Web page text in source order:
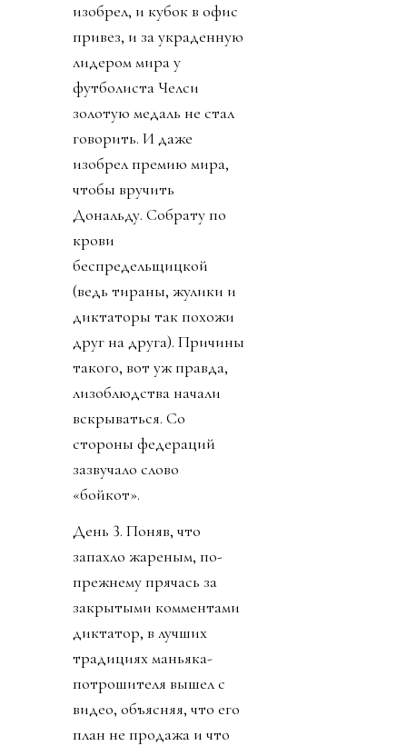
изобрел, и кубок в офис
привез, и за украденную
лидером мира у
футболиста Челси
золотую медаль не стал
говорить. И даже
изобрел премию мира,
чтобы вручить
Дональду. Собрату по
крови
беспредельщицкой
(ведь тираны, жулики и
диктаторы так похожи
друг на друга). Причины
такого, вот уж правда,
лизоблюдства начали
вскрываться. Со
стороны федераций
зазвучало слово
«бойкот».
День 3. Поняв, что
запахло жареным, по-
прежнему прячась за
закрытыми комментами
диктатор, в лучших
традициях маньяка-
потрошителя вышел с
видео, объясняя, что его
план не продажа и что